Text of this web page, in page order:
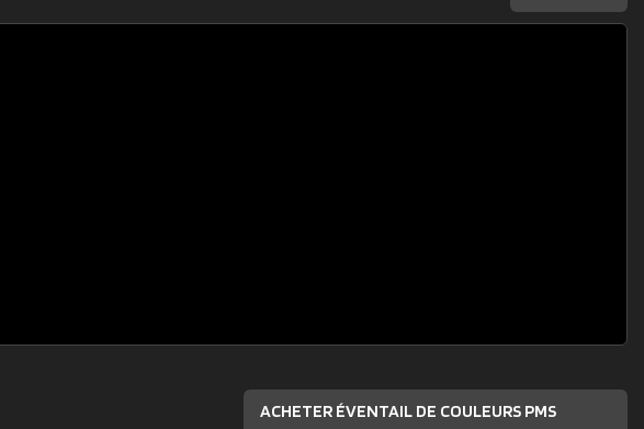
ACHETER ÉVENTAIL DE COULEURS PMS